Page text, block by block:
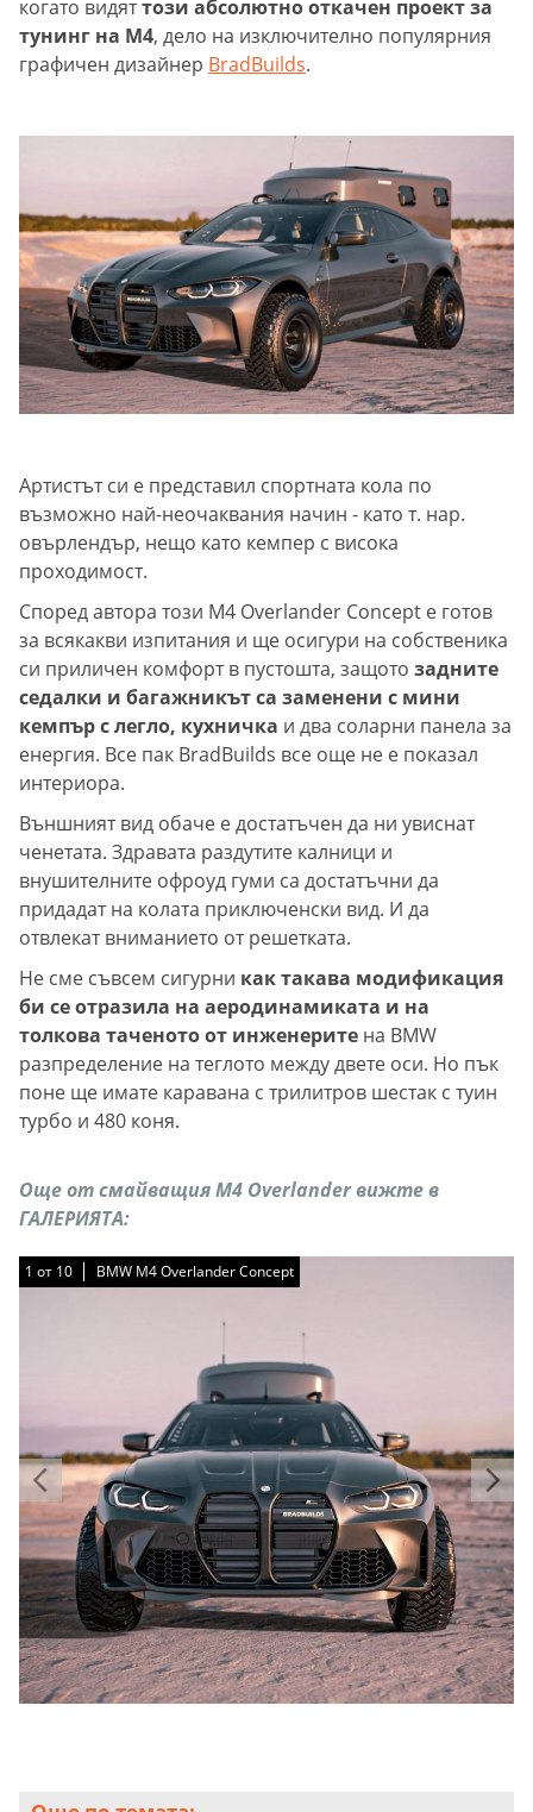
когато видяттози абсолютно откачен проект за
тунинг на M4, дело на изключително популярния
графичен дизайнер BradBuilds.
Артистът си е представил спортната кола по
възможно най-неочаквания начин - като т. нар.
овърлeндър, нещо като кемпер с висока
проходимост.
Според автора този M4 Overlander Concept е готов
за всякакви изпитания и ще осигури на собственика
си приличен комфорт в пустошта, защото задните
седалки и багажникът са заменени с мини
кемпър с легло, кухничка и два соларни панела за
енергия. Все пак BradBuilds все още не е показал
интериора.
Външният вид обаче е достатъчен да ни увиснат
ченетата. Здравата раздутите калници и
внушителните офроуд гуми са достатъчни да
придадат на колата приключенски вид. И да
отвлекат вниманието от решетката.
Не сме съвсем сигурни как такава модификация
би се отразила на аеродинамиката и на
толкова таченото от инженерите на BMW
разпределение на теглото между двете оси. Но пък
поне ще имате каравана с трилитров шестак с туин
турбо и 480 коня.
Още от смайващия M4 Overlander вижте в
ГАЛЕРИЯТА:
1 от 10 BMW M4 Overlander Concept
1 от 10 BMW M4 Overlander Concept
1 от 10 BMW M4 Overlander Concept
1 от 10 BMW M4 Overlander Concept
1 от 10 BMW M4 Overlander Concept
1 от 10 BMW M4 Overlander Concept
1 от 10 BMW M4 Overlander Concept
1 от 10 BMW M4 Overlander Concept
1 от 10 BMW M4 Overlander Concept
1 от 10 BMW M4 Overlander Concept